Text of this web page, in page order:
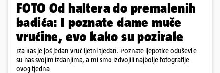
FOTO Od haltera do premalenih
badića: I poznate dame muče
vrućine, evo kako su pozirale
Iza nas je još jedan vruć ljetni tjedan. Poznate ljepotice oduševile
su nas svojim izdanjima, a mi smo izdvojili najbolje fotografije
ovog tjedna